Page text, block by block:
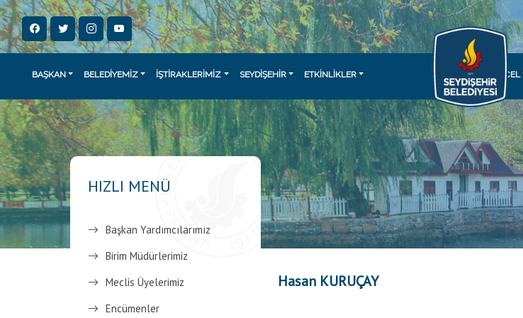
BAŞKAN BELEDİYEMİZ İŞTİRAKLERİMİZ SEYDİŞEHİR ETKINLIKLER GÜNCEL
HIZLI MENÜ
Başkan Yardımcılarımız
Birim Müdürlerimiz
Meclis Üyelerimiz
Encümenler
Hasan KURUÇAY